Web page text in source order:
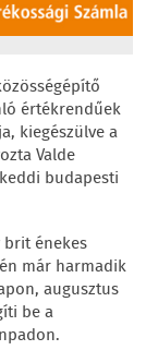
értékrendűek
kiegészülve a
Valde
budapesti
énekes
már harmadik
augusztus
be a